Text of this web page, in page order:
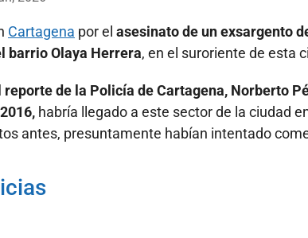
Cartagena por el asesinato de un exsargento
barrio Olaya Herrera, en el suroriente de esta
reporte de la Policía de Cartagena, Norberto
habría llegado a este sector de la ciudad
antes, presuntamente habían intentado